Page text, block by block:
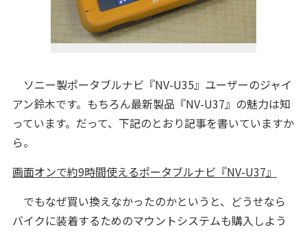
ソニー製ポータブルナビ『NV-U35』ユーザーのジャイ
アン鈴木です。もちろん最新製品『NV-U37』の魅力は知
っています。だって、下記のとおり記事を書いていますか
ら。
画面オンで約9時間使えるポータブルナビ『NV-U37』
でもなぜ買い換えなかったのかというと、どうせなら
バイクに装着するためのマウントシステムも購入しよう